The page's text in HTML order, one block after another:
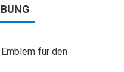
für den